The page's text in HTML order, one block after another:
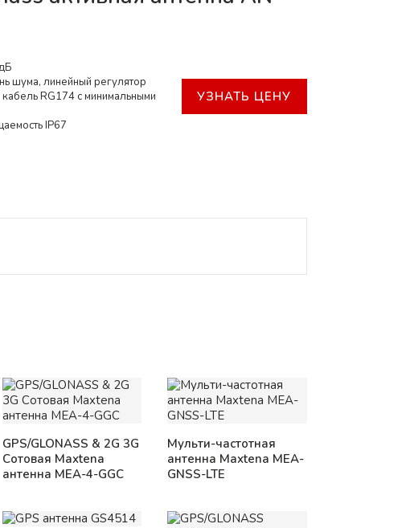
шума, линейный регулятор
RG174 с минимальными
IP67
УЗНАТЬ ЦЕНУ
GPS/GLONASS & 2G 3G
Сотовая Maxtena
антенна MEA-4-GGC
Мульти-частотная
антенна Maxtena MEA-
GNSS-LTE